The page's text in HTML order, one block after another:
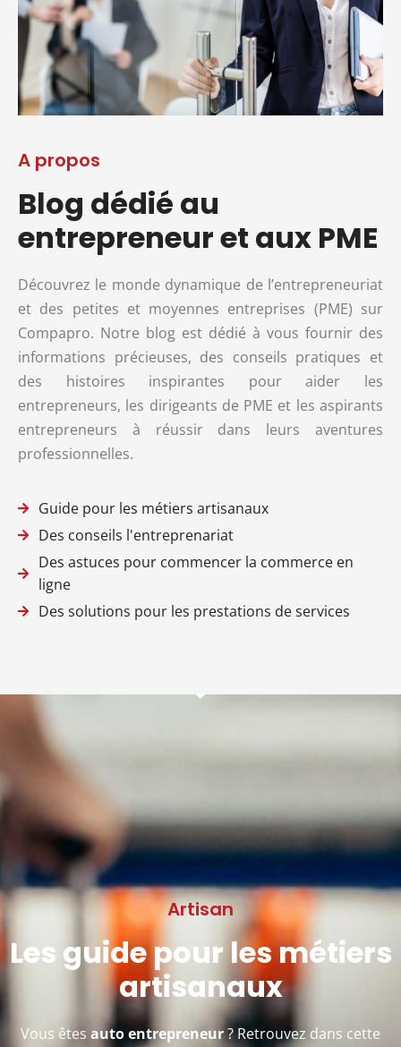
A propos
Blog dédié au
entrepreneur et aux PME
Découvrez le monde dynamique de l’entrepreneuriat
et des petites et moyennes entreprises (PME) sur
Compapro. Notre blog est dédié à vous fournir des
informations précieuses, des conseils pratiques et
des histoires inspirantes pour aider les
entrepreneurs, les dirigeants de PME et les aspirants
entrepreneurs à réussir dans leurs aventures
professionnelles.
Guide pour les métiers artisanaux
Des conseils l'entreprenariat
Des astuces pour commencer la commerce en
ligne
Des solutions pour les prestations de services
Artisan
Les guide pour les métiers
artisanaux
Vous êtes auto entrepreneur? Retrouvez dans cette